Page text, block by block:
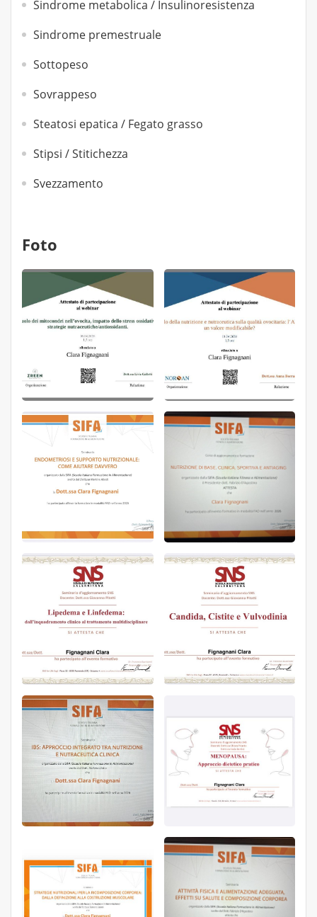
Sindrome metabolica / Insulinoresistenza
Sindrome premestruale
Sottopeso
Sovrappeso
Steatosi epatica / Fegato grasso
Stipsi / Stitichezza
Svezzamento
Foto